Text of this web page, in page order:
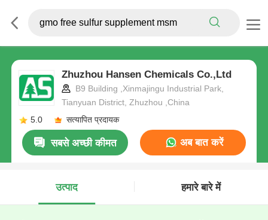
Zhuzhou Hansen Chemicals Co.,Ltd
B9 Building ,Xinmajingu Industrial Park,
Tianyuan District, Zhuzhou ,China
5.0
सत्यापित प्रदायक
सबसे अच्छी कीमत अब बात करें
उत्पाद हमारे बारे में